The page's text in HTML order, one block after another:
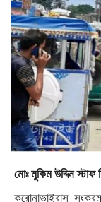
মোঃ মুকিম উদ্দিন স্টাফ
করোনাভাইরাস